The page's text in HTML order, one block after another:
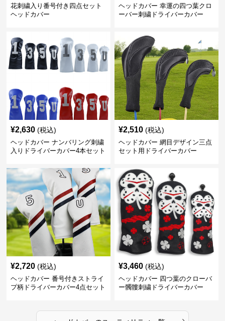
花刺繍入り番号付き四点セット
ヘッドカバー
ヘッドカバー 幸運の四つ葉クロ
ーバー刺繍ドライバーカバー
¥2,630 (税込)
ヘッドカバー ナンバリング刺繍
入りドライバーカバー4本セット
¥2,510 (税込)
ヘッドカバー 網目デザイン三点
セット用ドライバーカバー
¥2,720 (税込)
ヘッドカバー 番号付きストライ
プ柄ドライバーカバー4点セット
¥3,460 (税込)
ヘッドカバー 四つ葉のクローバ
ー髑髏刺繍ドライバーカバー